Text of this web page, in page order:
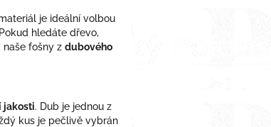
je ideální volbou
hledáte dřevo,
naše fošny z dubového
jakosti. Dub je jednou z
kus je pečlivě vybrán